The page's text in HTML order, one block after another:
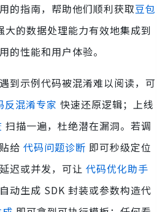
的指南，帮助他们顺利获取豆包
大的数据处理能力有效地集成到
的性能和用户体验。
到示例代码被混淆难以阅读，可
混淆专家 快速还原逻辑；上线
扫描一遍，杜绝潜在漏洞。若调
给 代码问题诊断 即可秒级定位
迟或并发，可让 代码优化助手
动生成 SDK 封装或参数构造代